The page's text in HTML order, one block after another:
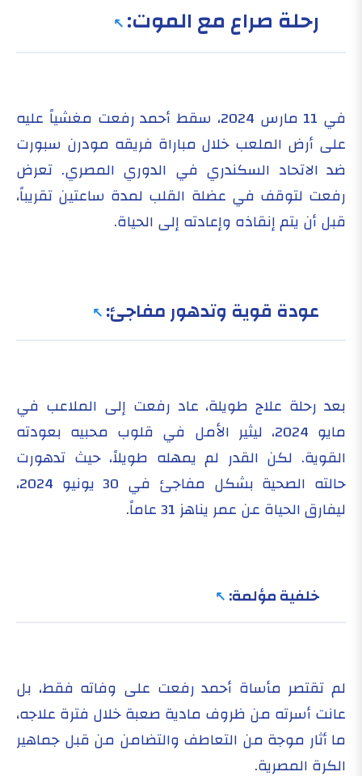
رحلة صراع مع الموت:
في 11 مارس 2024، سقط أحمد رفعت مغشياً عليه
على أرض الملعب خلال مباراة فريقه مودرن سبورت
ضد الاتحاد السكندري في الدوري المصري. تعرض
رفعت لتوقف في عضلة القلب لمدة ساعتين تقريباً،
قبل أن يتم إنقاذه وإعادته إلى الحياة.
عودة قوية وتدهور مفاجئ:
بعد رحلة علاج طويلة، عاد رفعت إلى الملاعب في
مايو 2024، ليثير الأمل في قلوب محبيه بعودته
القوية. لكن القدر لم يمهله طويلاً، حيث تدهورت
حالته الصحية بشكل مفاجئ في 30 يونيو 2024،
ليفارق الحياة عن عمر يناهز 31 عاماً.
خلفية مؤلمة:
لم تقتصر مأساة أحمد رفعت على وفاته فقط، بل
عانت أسرته من ظروف مادية صعبة خلال فترة علاجه،
ما أثار موجة من التعاطف والتضامن من قبل جماهير
الكرة المصرية.